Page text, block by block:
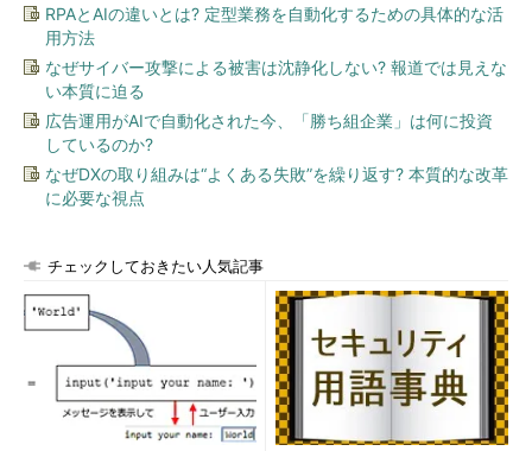
RPAとAIの違いとは? 定型業務を自動化するための具体的な活
用方法
なぜサイバー攻撃による被害は沈静化しない? 報道では見えな
い本質に迫る
広告運用がAIで自動化された今、「勝ち組企業」は何に投資
しているのか?
なぜDXの取り組みは“よくある失敗”を繰り返す? 本質的な改革
に必要な視点
チェックしておきたい人気記事